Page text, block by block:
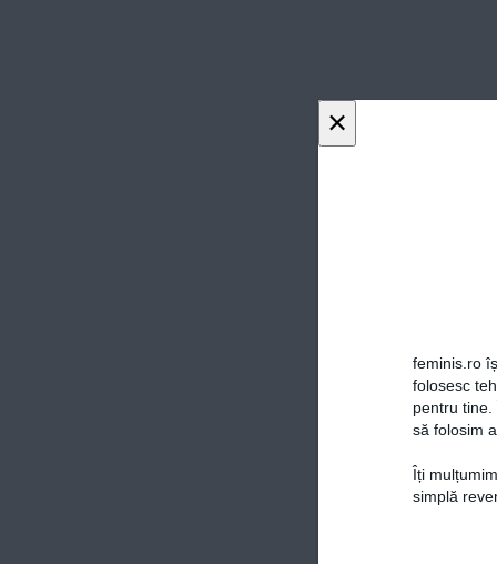
×
feminis.ro
folosesc
pentru
să folosim
Îți
simplă